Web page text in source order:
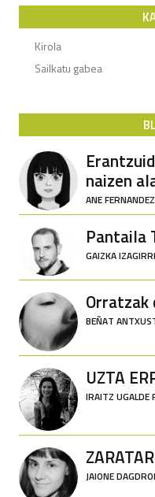
Kirola
Sailkatu gabea
naizen
ANE FERNANDEZ
Pantaila
GAIZKA
Orratzak
BEÑAT
UZTA
IRAITZ UGALDE
JAIONE